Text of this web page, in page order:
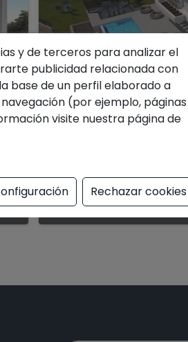
1.720.000 €
Espectacular villa de
Jávea
810
y de terceros para analizar el
publicidad relacionada con
base de un perfil elaborado a
(por ejemplo, páginas
visite nuestra página de
Rechazar cookies